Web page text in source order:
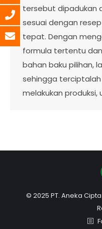
tersebut dipadukan
sesuai dengan
tepat. Dengan
formula tertentu
bahan baku pilihan,
sehingga
melakukan produksi,
© 2025 PT. Aneka